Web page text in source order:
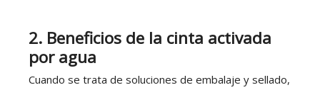
2. Beneficios de la cinta activada
por agua
Cuando se trata de soluciones de embalaje y sellado,